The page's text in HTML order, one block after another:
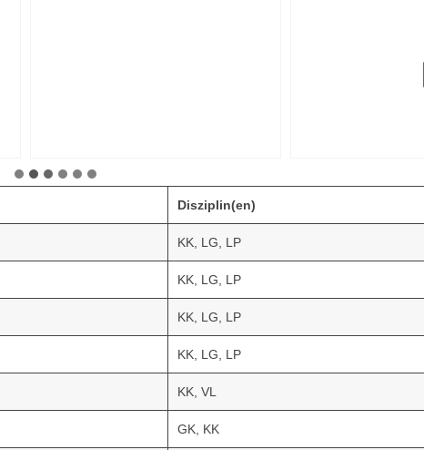
Disziplin(en)
KK, LG, LP
KK, LG, LP
KK, LG, LP
KK, LG, LP
KK, VL
GK, KK